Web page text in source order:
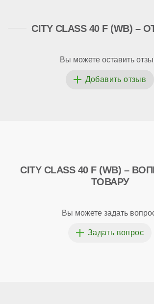
CITY CLASS 40 F (WB) –
Вы можете оставить
CITY CLASS 40 F (WB) –
ТОВАРУ
Вы можете задать